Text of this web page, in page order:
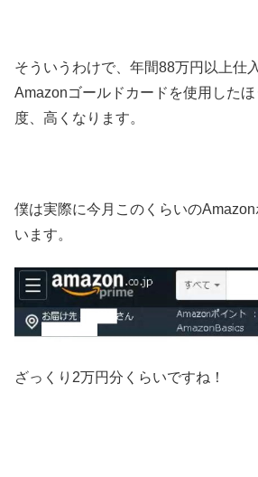
そういうわけで、年間88万円以上仕
Amazonゴールドカードを使用した
度、高くなります。
僕は実際に今月このくらいの
います。
ざっくり2万円分くらいですね！